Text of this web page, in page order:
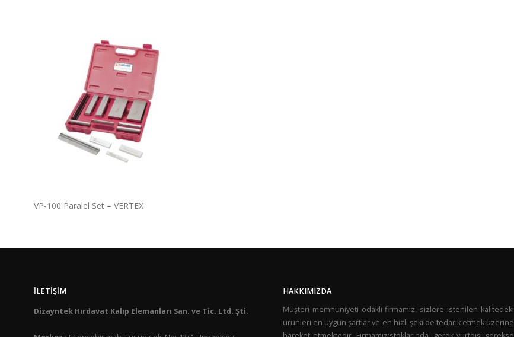
VP-100 Paralel Set – VERTEX
İLETIŞIM
Dizayntek Hırdavat Kalıp Elemanları San. ve Tic. Ltd. Şti.
HAKKIMIZDA
Müşteri memnuniyeti odaklı firmamız, sizlere istenilen kalitedeki
ürünleri en uygun şartlar ve en hızlı şekilde tedarik etmek üzerine